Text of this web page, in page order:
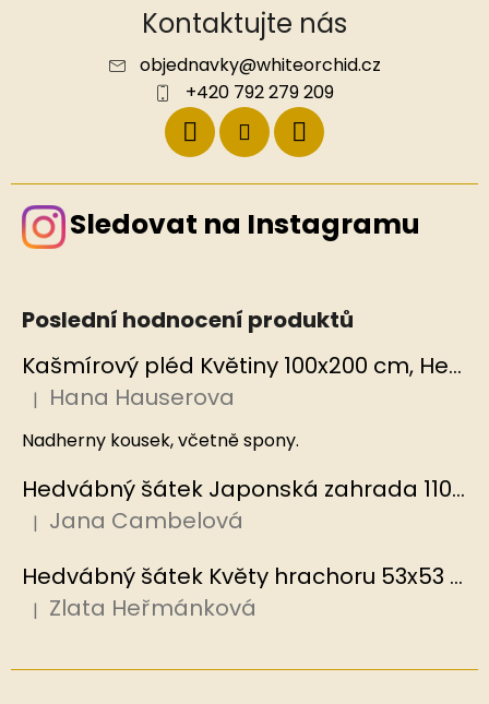
Kontaktujte nás
objednavky@whiteorchid.cz
+420 792 279 209
Sledovat na Instagramu
Poslední hodnocení produktů
Kašmírový pléd Květiny 100x200 cm, Hedvábný svět
Hodnocení produktu je 5 z 5 hvězdiček.
| Hana Hauserova
Nadherny kousek, včetně spony.
Hedvábný šátek Japonská zahrada 110x110 cm v dárkovém balení, HEDVÁBNÝ SVĚT
Hodnocení produktu je 5 z 5 hvězdiček.
| Jana Cambelová
Hedvábný šátek Květy hrachoru 53x53 cm v dárkovém balení, HEDVÁBNÝ SVĚT
Hodnocení produktu je 5 z 5 hvězdiček.
| Zlata Heřmánková